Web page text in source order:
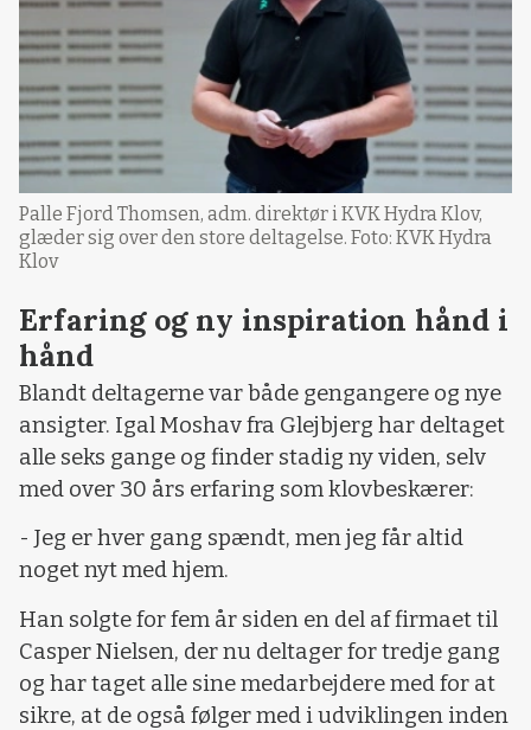
Palle Fjord Thomsen, adm. direktør i KVK Hydra Klov,
glæder sig over den store deltagelse. Foto: KVK Hydra
Klov
Erfaring og ny inspiration hånd i
hånd
Blandt deltagerne var både gengangere og nye
ansigter. Igal Moshav fra Glejbjerg har deltaget
alle seks gange og finder stadig ny viden, selv
med over 30 års erfaring som klovbeskærer:
- Jeg er hver gang spændt, men jeg får altid
noget nyt med hjem.
Han solgte for fem år siden en del af firmaet til
Casper Nielsen, der nu deltager for tredje gang
og har taget alle sine medarbejdere med for at
sikre, at de også følger med i udviklingen inden